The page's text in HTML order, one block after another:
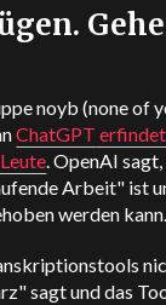
noyb (none of
ChatGPT
.OpenAI
Arbeit" ist
werden kann.
sagt und das